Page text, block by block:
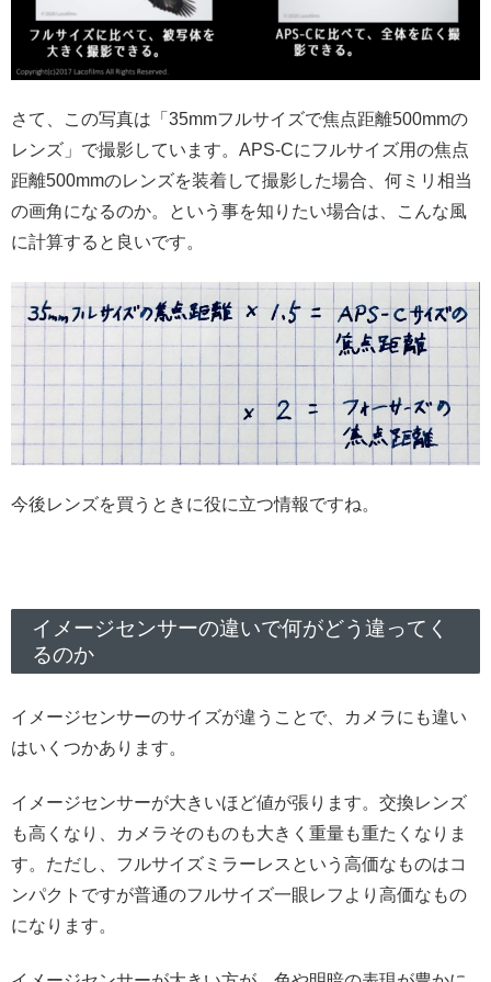
さて、この写真は「35mmフルサイズで焦点距離500mmの
レンズ」で撮影しています。APS-Cにフルサイズ用の焦点
距離500mmのレンズを装着して撮影した場合、何ミリ相当
の画角になるのか。という事を知りたい場合は、こんな風
に計算すると良いです。
今後レンズを買うときに役に立つ情報ですね。
イメージセンサーの違いで何がどう違ってく
るのか
イメージセンサーのサイズが違うことで、カメラにも違い
はいくつかあります。
イメージセンサーが大きいほど値が張ります。交換レンズ
も高くなり、カメラそのものも大きく重量も重たくなりま
す。ただし、フルサイズミラーレスという高価なものはコ
ンパクトですが普通のフルサイズ一眼レフより高価なもの
になります。